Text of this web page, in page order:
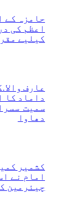
حامزہ کے
اعظم کی
کیلیے
عارف
داماد کا
سمیت
دھاوا
کشمیر
امام نے
چیئرمین